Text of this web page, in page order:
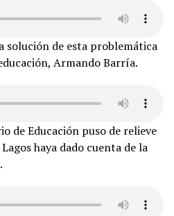
solución de esta problemática
Armando Barría.
de Educación puso de relieve
haya dado cuenta de la